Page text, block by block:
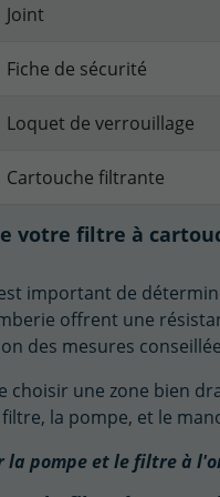
Joint
Fiche de sécurité
Loquet de verrouillage
Cartouche filtrante
votre filtre à
important de
offrent une
des mesures
choisir une zone bien
la pompe, et le
la pompe et le filtre à